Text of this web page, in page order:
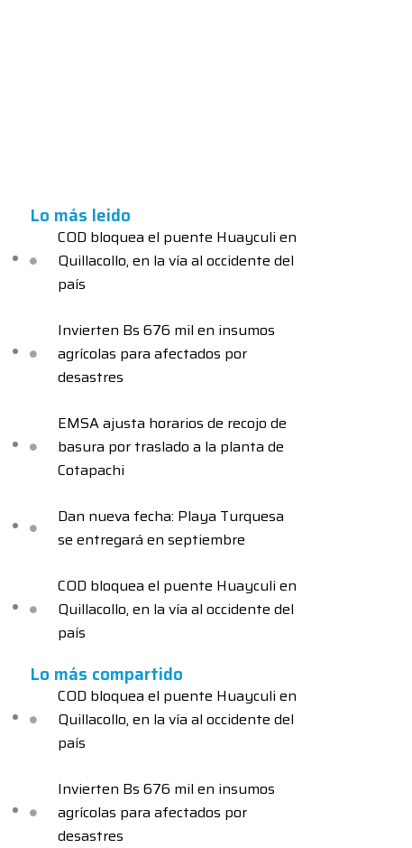
Lo más leido
COD bloquea el puente Huayculi en
Quillacollo, en la vía al occidente del
país
Invierten Bs 676 mil en insumos
agrícolas para afectados por
desastres
EMSA ajusta horarios de recojo de
basura por traslado a la planta de
Cotapachi
Dan nueva fecha: Playa Turquesa
se entregará en septiembre
COD bloquea el puente Huayculi en
Quillacollo, en la vía al occidente del
país
Lo más compartido
COD bloquea el puente Huayculi en
Quillacollo, en la vía al occidente del
país
Invierten Bs 676 mil en insumos
agrícolas para afectados por
desastres